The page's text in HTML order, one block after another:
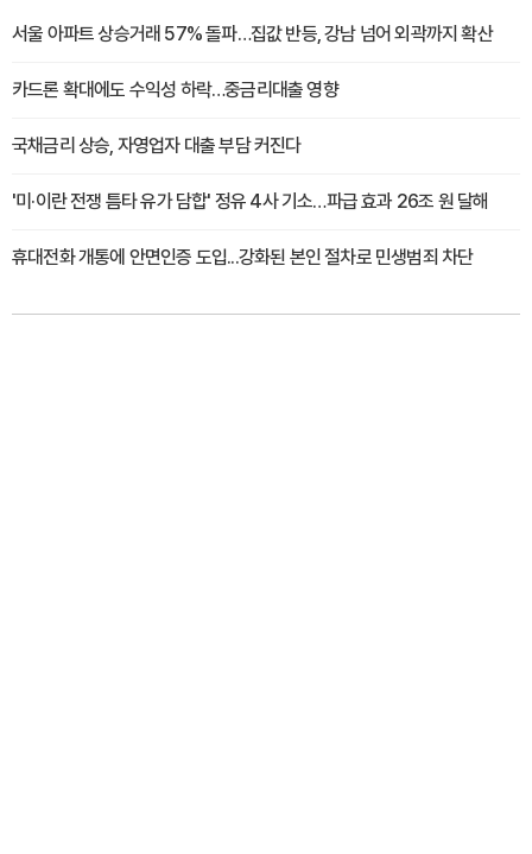
서울 아파트 상승거래 57% 돌파…집값 반등, 강남 넘어 외곽까지 확산
카드론 확대에도 수익성 하락…중금리대출 영향
국채금리 상승, 자영업자 대출 부담 커진다
'미·이란 전쟁 틈타 유가 담합' 정유 4사 기소…파급 효과 26조 원 달해
휴대전화 개통에 안면인증 도입...강화된 본인 절차로 민생범죄 차단